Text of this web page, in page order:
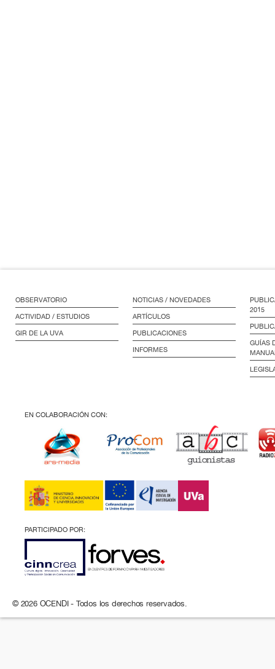
OBSERVATORIO
ACTIVIDAD / ESTUDIOS
GIR DE LA UVA
NOTICIAS / NOVEDADES
ARTÍCULOS
PUBLICACIONES
INFORMES
2015
GUÍAS
EN COLABORACIÓN CON:
PARTICIPADO POR:
© 2026 OCENDI - Todos los derechos reservados.